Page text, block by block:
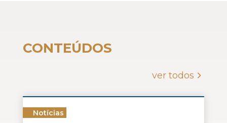
CONTEÚDOS
ver todos
Notícias